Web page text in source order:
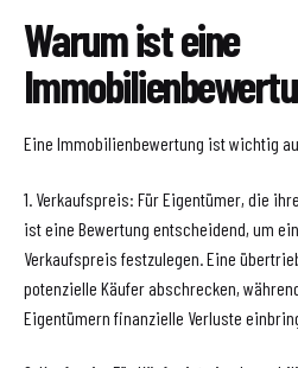
Warum ist eine
Eine Immobilienbewertung ist wichtig
1. Verkaufspreis: Für Eigentümer, die
ist eine Bewertung entscheidend, um
Verkaufspreis festzulegen. Eine
potenzielle Käufer abschrecken,
Eigentümern finanzielle Verluste